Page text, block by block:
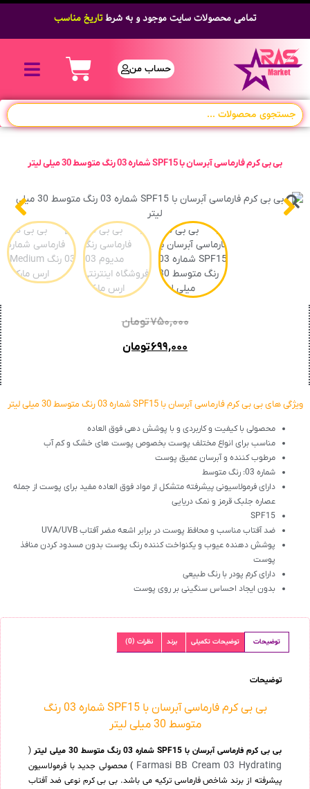
تمامی محصولات سایت موجود و به شرطتاریخ مناسب
حساب من
بی بی کرم فارماسی آبرسان با SPF15 شماره 03 رنگ متوسط 30 میلی لیتر
۷۵۰,۰۰۰تومان
۶۹۹,۰۰۰تومان
ویژگی های بی بی کرم فارماسی آبرسان با SPF15 شماره 03 رنگ متوسط 30 میلی لیتر
محصولی با کیفیت و کاربردی و با پوشش دهی فوق العاده
مناسب برای انواع مختلف پوست بخصوص پوست های خشک و کم آب
مرطوب کننده و آبرسان عمیق پوست
شماره 03: رنگ متوسط
دارای فرمولاسیونی پیشرفته متشکل از مواد فوق العاده مفید برای پوست از جمله
عصاره جلبک قرمز و نمک دریایی
SPF15
ضد آفتاب مناسب و محافظ پوست در برابر اشعه مضر آفتاب UVA/UVB
پوشش دهنده عیوب و یکنواخت کننده رنگ پوست بدون مسدود کردن منافذ
پوست
دارای کرم پودر با رنگ طبیعی
بدون ایجاد احساس سنگینی بر روی پوست
توضیحات توضیحات تکمیلی برند نظرات (0)
توضیحات
بی بی کرم فارماسی آبرسان با SPF15 شماره 03 رنگ
متوسط 30 میلی لیتر
بی بی کرم فارماسی آبرسان با SPF15 شماره 03 رنگ متوسط 30 میلی لیتر (
Farmasi BB Cream 03 Hydrating ) محصولی جدید با فرمولاسیون
پیشرفته از برند شاخص فارماسی ترکیه می باشد. بی بی کرم نوعی ضد آفتاب